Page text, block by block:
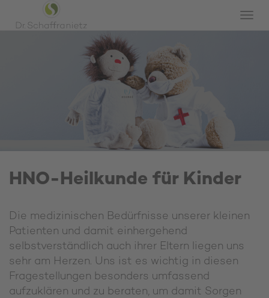
HNO-Heilkunde für Kinder
Die medizinischen Bedürfnisse unserer kleinen
Patienten und damit einhergehend
selbstverständlich auch ihrer Eltern liegen uns
sehr am Herzen. Uns ist es wichtig in diesen
Fragestellungen besonders umfassend
aufzuklären und zu beraten, um damit Sorgen